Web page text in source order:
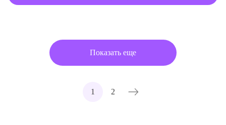
Показать еще
1 2